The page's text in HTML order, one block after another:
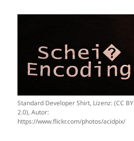
Standard Developer Shirt, Lizenz: (CC BY
2.0), Autor:
https://www.flickr.com/photos/acidpix/